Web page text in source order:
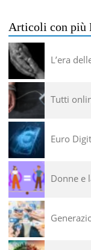
Articoli con più
L’era
Tutti
Euro
Donne e